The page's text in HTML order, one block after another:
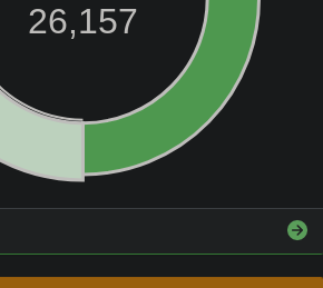
26,157